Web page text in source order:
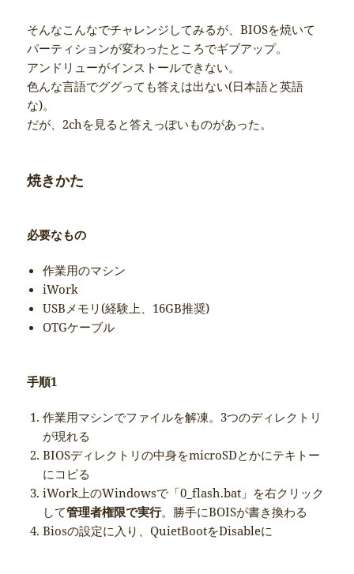
そんなこんなでチャレンジしてみるが、BIOSを焼いて
パーティションが変わったところでギブアップ。
アンドリューがインストールできない。
色んな言語でググっても答えは出ない(日本語と英語
な)。
だが、2chを見ると答えっぽいものがあった。
焼きかた
必要なもの
作業用のマシン
iWork
USBメモリ(経験上、16GB推奨)
OTGケーブル
手順1
作業用マシンでファイルを解凍。3つのディレクトリ
が現れる
BIOSディレクトリの中身をmicroSDとかにテキトー
にコピる
iWork上のWindowsで「0_flash.bat」を右クリック
して管理者権限で実行。勝手にBOISが書き換わる
Biosの設定に入り、QuietBootをDisableに